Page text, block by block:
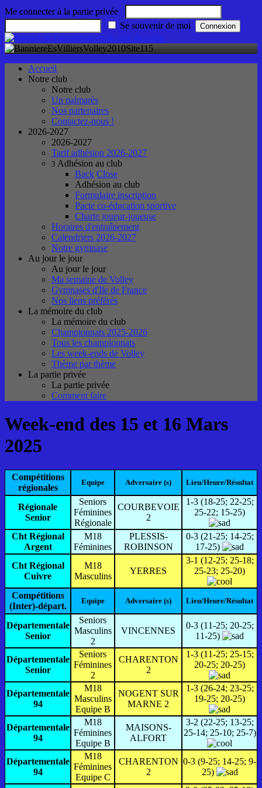
Me connecter à la partie privée
Se souvenir de moi
Accueil
Notre club
Notre club
Un palmarès
Nos partenaires
Contactez-nous !
2026-2027
2026-2027
Tarif adhésion 2026-2027
3 Adhésion au club
Back Close
Adhésion au club
Formulaire inscription
Pacte co-éducation sportive
Charte joueur-joueuse
Horaires d'entraînement
Calendriers 2026-2027
Notre gymnase
Au jour le jour
Au jour le jour
Ma semaine de Volley
Gymnases d'Ile de France
Nos liens préférés
La mémoire du club
La mémoire du club
Championnats 2025-2026
Tous les championnats
Les week-ends de Volley
Thème par thème
La partie privée
La partie privée
Comment faire
Week-end des 15 et 16 Mars
2025
Compétitions
régionales
Equipe Adversaire (s) Lieu/Heure/Résultat
Régionale
Senior
Seniors
Féminines
Régionale
COURBEVOIE
2
1-3 (18-25; 22-25;
25-22; 15-25)
Cht Régional
Argent
M18
Féminines
PLESSIS-
ROBINSON
0-3 (21-25; 14-25;
17-25)
Cht Régional
Cuivre
M18
Masculins
YERRES
3-1 (12-25; 25-18;
25-23; 25-20)
Compétitions
(Inter)-départ.
Equipe Adversaire (s) Lieu/Heure/Résultat
Départementale
Senior
Seniors
Masculins
2
VINCENNES
0-3 (11-25; 20-25;
11-25)
Départementale
Senior
Seniors
Féminines
2
CHARENTON
2
1-3 (11-25; 25-15;
20-25; 20-25)
Départementale
94
M18
Masculins
Equipe B
NOGENT SUR
MARNE 2
1-3 (26-24; 23-25;
19-25; 20-25)
Départementale
94
M18
Féminines
Equipe B
MAISONS-
ALFORT
3-2 (22-25; 13-25;
25-14; 25-10; 25-7)
Départementale
94
M18
Féminines
Equipe C
CHARENTON
2
0-3 (9-25; 14-25; 9-
25)